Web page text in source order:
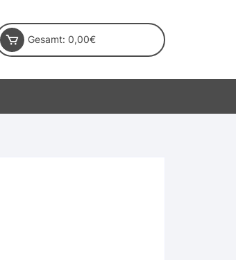
Gesamt: 0,00€